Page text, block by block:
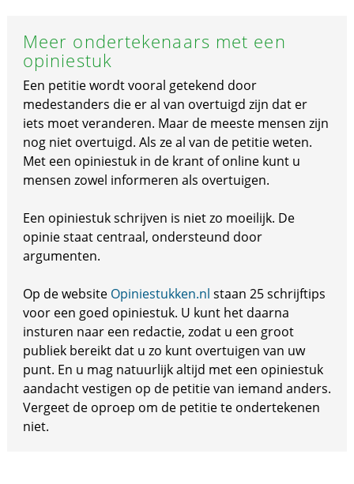
Meer ondertekenaars met een
opiniestuk
Een petitie wordt vooral getekend door
medestanders die er al van overtuigd zijn dat er
iets moet veranderen. Maar de meeste mensen zijn
nog niet overtuigd. Als ze al van de petitie weten.
Met een opiniestuk in de krant of online kunt u
mensen zowel informeren als overtuigen.
Een opiniestuk schrijven is niet zo moeilijk. De
opinie staat centraal, ondersteund door
argumenten.
Op de website Opiniestukken.nl staan 25 schrijftips
voor een goed opiniestuk. U kunt het daarna
insturen naar een redactie, zodat u een groot
publiek bereikt dat u zo kunt overtuigen van uw
punt. En u mag natuurlijk altijd met een opiniestuk
aandacht vestigen op de petitie van iemand anders.
Vergeet de oproep om de petitie te ondertekenen
niet.